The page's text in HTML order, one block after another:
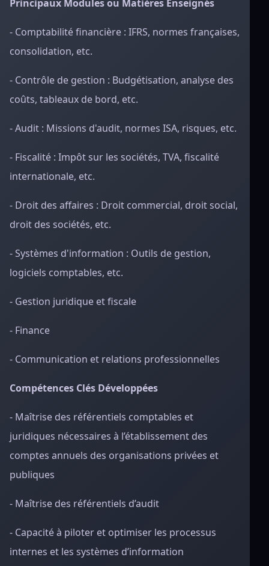
Principaux Modules ou Matières Enseignés
- Comptabilité financière : IFRS, normes françaises,
consolidation, etc.
- Contrôle de gestion : Budgétisation, analyse des
coûts, tableaux de bord, etc.
- Audit : Missions d'audit, normes ISA, risques, etc.
- Fiscalité : Impôt sur les sociétés, TVA, fiscalité
internationale, etc.
- Droit des affaires : Droit commercial, droit social,
droit des sociétés, etc.
- Systèmes d'information : Outils de gestion,
logiciels comptables, etc.
- Gestion juridique et fiscale
- Finance
- Communication et relations professionnelles
Compétences Clés Développées
- Maîtrise des référentiels comptables et
juridiques nécessaires à l’établissement des
comptes annuels des organisations privées et
publiques
- Maîtrise des référentiels d’audit
- Capacité à piloter et optimiser les processus
internes et les systèmes d’information